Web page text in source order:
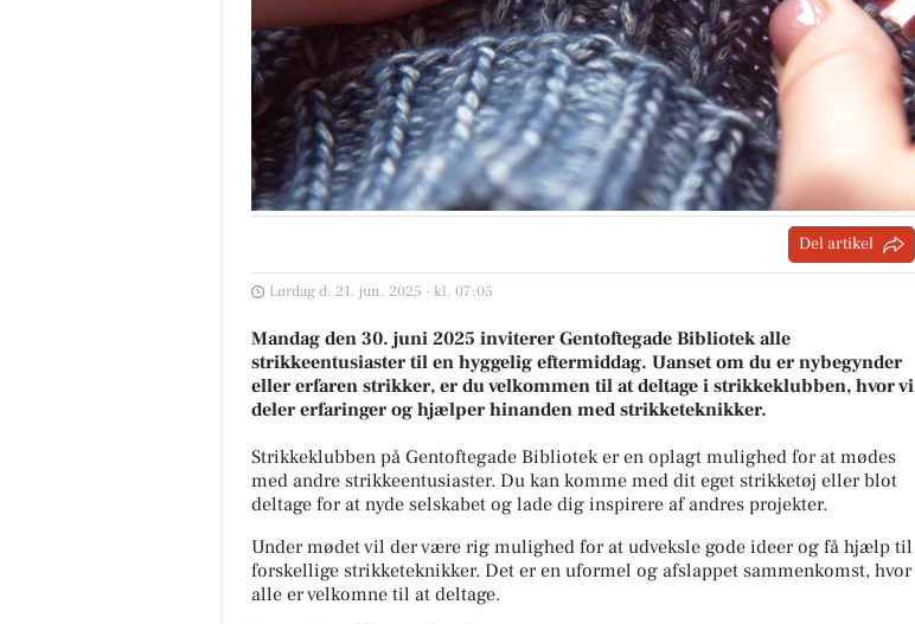
Del artikel
Lørdag d. 21. jun. 2025 - kl. 07:05
Mandag den 30. juni 2025 inviterer Gentoftegade Bibliotek alle
strikkeentusiaster til en hyggelig eftermiddag. Uanset om du er nybegynder
eller erfaren strikker, er du velkommen til at deltage i strikkeklubben, hvor vi
deler erfaringer og hjælper hinanden med strikketeknikker.
Strikkeklubben på Gentoftegade Bibliotek er en oplagt mulighed for at mødes
med andre strikkeentusiaster. Du kan komme med dit eget strikketøj eller blot
deltage for at nyde selskabet og lade dig inspirere af andres projekter.
Under mødet vil der være rig mulighed for at udveksle gode ideer og få hjælp til
forskellige strikketeknikker. Det er en uformel og afslappet sammenkomst, hvor
alle er velkomne til at deltage.